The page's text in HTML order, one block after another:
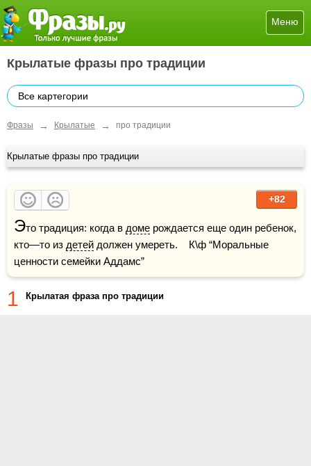
Меню
Крылатые фразы про традиции
Все картегории
Фразы → Крылатые → про традиции
Крылатые фразы про традиции
+82
Это традиция: когда в доме рождается еще один ребенок,
кто—то из детей должен умереть.    К\ф “Моральные
ценности семейки Аддамс”
1 Крылатая фраза про традиции